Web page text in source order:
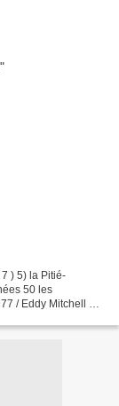
) 5) la Pitié-
50 les
/ Eddy Mitchell La